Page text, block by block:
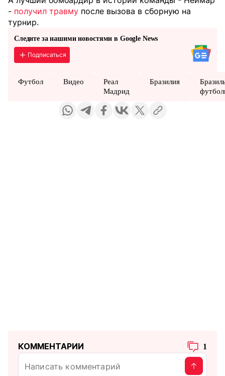
- получил травму после вызова в сборную на
турнир.
Следите за нашими новостями в Google News
Подписаться
Футбол Видео
Реал
Мадрид
Бразилия
КОММЕНТАРИИ 1